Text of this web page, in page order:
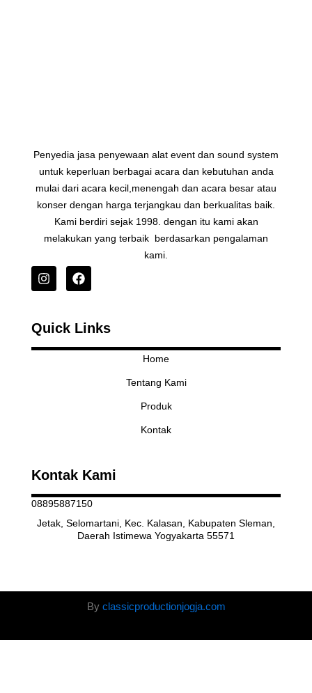
Penyedia jasa penyewaan alat event dan sound system
untuk keperluan berbagai acara dan kebutuhan anda
mulai dari acara kecil,menengah dan acara besar atau
konser dengan harga terjangkau dan berkualitas baik.
Kami berdiri sejak 1998. dengan itu kami akan
melakukan yang terbaik berdasarkan pengalaman
kami.
I
t
a
g
F
e
b
o
Quick Links
Home
Tentang Kami
Produk
Kontak
Kontak Kami
08895887150
Jetak, Selomartani, Kec. Kalasan, Kabupaten Sleman,
Daerah Istimewa Yogyakarta 55571
By classicproductionjogja.com